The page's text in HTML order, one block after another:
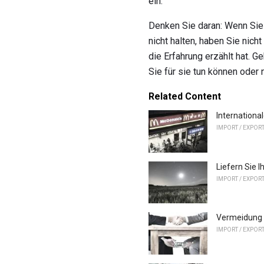
Denken Sie daran: Wenn
nicht halten, haben Sie
die Erfahrung erzählt hat.
Sie für sie tun können oder
Related Content
IMPORT /
Liefern Sie
IMPORT /
IMPORT /